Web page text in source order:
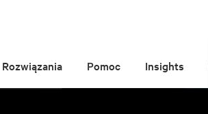
Rozwiązania Pomoc Insights